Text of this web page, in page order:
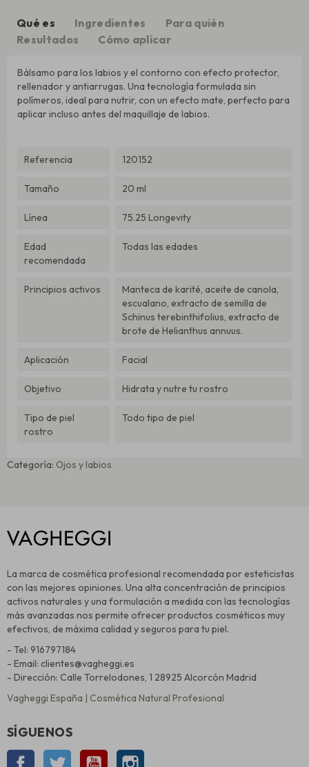
Qué es Ingredientes
Para quién
Resultados
Cómo aplicar
Bálsamo para los labios y el contorno con efecto protector,
rellenador y antiarrugas. Una tecnología formulada sin
polímeros, ideal para nutrir, con un efecto mate, perfecto para
aplicar incluso antes del maquillaje de labios.
Referencia 120152
Tamaño 20 ml
Línea 75.25 Longevity
Edad
recomendada
Todas las edades
Principios activos
Manteca de karité, aceite de canola,
escualano, extracto de semilla de
Schinus terebinthifolius, extracto de
brote de Helianthus annuus.
Aplicación Facial
Objetivo Hidrata y nutre tu rostro
Tipo de piel
rostro
Todo tipo de piel
Categoría: Ojos y labios
La marca de cosmética profesional recomendada por esteticistas
con las mejores opiniones. Una alta concentración de principios
activos naturales y una formulación a medida con las tecnologías
más avanzadas nos permite ofrecer productos cosméticos muy
efectivos, de máxima calidad y seguros para tu piel.
- Tel: 916797184
- Email: clientes@vagheggi.es
- Dirección: Calle Torrelodones, 1 28925 Alcorcón Madrid
Vagheggi España | Cosmética Natural Profesional
SÍGUENOS
Facebook Twitter YouTube